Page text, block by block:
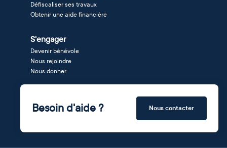
Défiscaliser ses travaux
Obtenir une aide financière
S'engager
Devenir bénévole
Nous rejoindre
Nous donner
Besoin d'aide ? Nous contacter